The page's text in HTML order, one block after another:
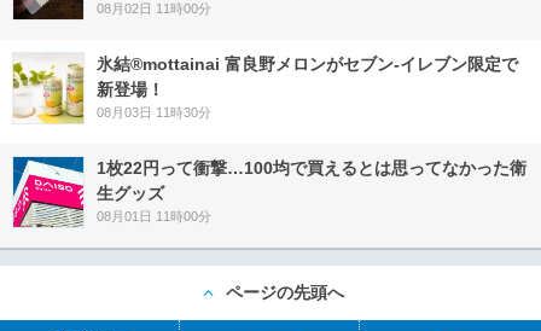
08月02日 11時00分
氷結®mottainai 富良野メロンがセブン‐イレブン限定で
新登場！
08月03日 11時30分
1枚22円って衝撃…100均で買えるとは思ってなかった衛
生グッズ
08月01日 11時00分
ページの先頭へ